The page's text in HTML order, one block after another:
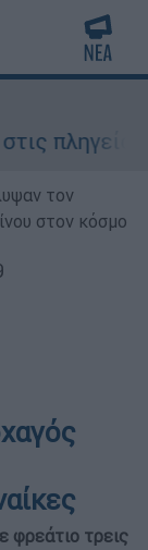
τον
στον κόσμο
φρεάτιο τρεις